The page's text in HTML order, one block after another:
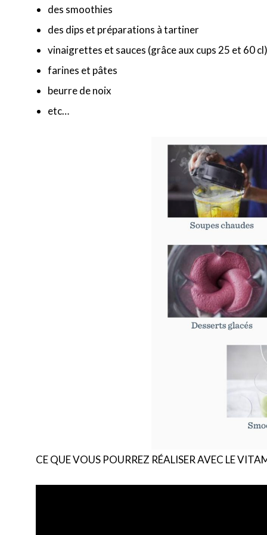
des smoothies
des dips et préparations à tartiner
vinaigrettes et sauces (grâce aux cups 25 et 60 cl)
farines et pâtes
beurre de noix
etc…
CE QUE VOUS POURREZ RÉALISER AVEC LE